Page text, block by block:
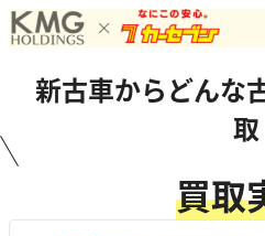
内
容
ッ
新古車からどんな
取
買取